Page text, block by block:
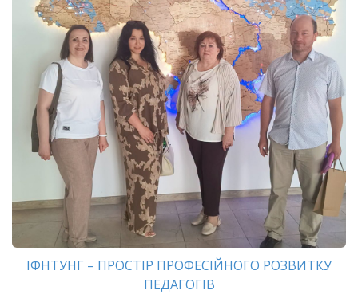
ІФНТУНГ – ПРОСТІР ПРОФЕСІЙНОГО РОЗВИТКУ
ПЕДАГОГІВ